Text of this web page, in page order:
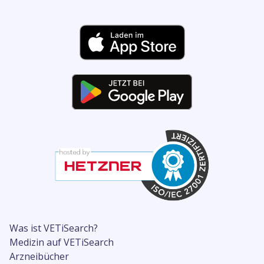
Was ist VETiSearch?
Medizin auf VETiSearch
Arzneibücher